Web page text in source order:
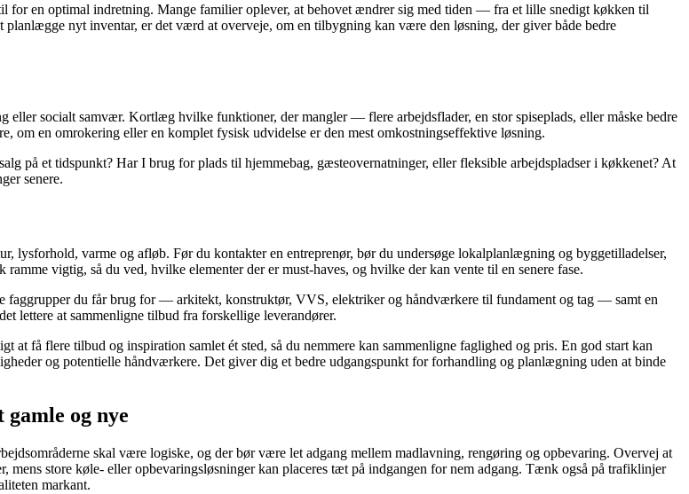
for en optimal indretning. Mange familier oplever, at behovet ændrer sig med tiden — fra et lille snedigt køkken til
nyt inventar, er det værd at overveje, om en tilbygning kan være den løsning, der giver både bedre
eller socialt samvær. Kortlæg hvilke funktioner, der mangler — flere arbejdsflader, en stor spiseplads, eller måske bedre
en omrokering eller en komplet fysisk udvidelse er den mest omkostningseffektive løsning.
på et tidspunkt? Har I brug for plads til hjemmebag, gæsteovernatninger, eller fleksible arbejdspladser i køkkenet? At
senere.
lysforhold, varme og afløb. Før du kontakter en entreprenør, bør du undersøge lokalplanlægning og byggetilladelser,
vigtig, så du ved, hvilke elementer der er must-haves, og hvilke der kan vente til en senere fase.
du får brug for — arkitekt, konstruktør, VVS, elektriker og håndværkere til fundament og tag — samt en
lettere at sammenligne tilbud fra forskellige leverandører.
få flere tilbud og inspiration samlet ét sted, så du nemmere kan sammenligne faglighed og pris. En god start kan
og potentielle håndværkere. Det giver dig et bedre udgangspunkt for forhandling og planlægning uden at binde
og nye
skal være logiske, og der bør være let adgang mellem madlavning, rengøring og opbevaring. Overvej at
store køle- eller opbevaringsløsninger kan placeres tæt på indgangen for nem adgang. Tænk også på trafiklinjer
markant.